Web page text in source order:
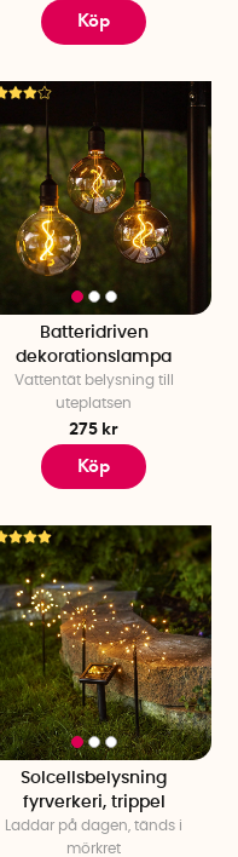
Köp
Batteridriven
dekorationslampa
Vattentät belysning till
uteplatsen
275 kr
Köp
Solcellsbelysning
fyrverkeri, trippel
Laddar på dagen, tänds i
mörkret